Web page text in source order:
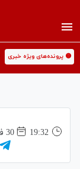
🟡 پرونده‌های ویژه خبری
19:32
30 فروردين 1405